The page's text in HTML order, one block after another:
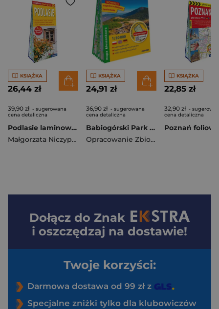
KSIĄŻKA
26,44 zł
39,90 zł - sugerowana
cena detaliczna
Podlasie laminowany przewodnik i mapa XL 2w1
Małgorzata Niczyporuk
KSIĄŻKA
24,91 zł
36,90 zł - sugerowana
cena detaliczna
Babiogórski Park Narodowy kieszonkowa laminowana mapa turystyczna 1:50 000
Opracowanie Zbiorowe
KSIĄŻKA
22,85 zł
32,90 zł -
cena detaliczna
Dołącz do Znak
i oszczędzaj na dostawie!
Twoje korzyści:
Darmowa dostawa od 99 zł z
Specjalne zniżki tylko dla klubowiczów